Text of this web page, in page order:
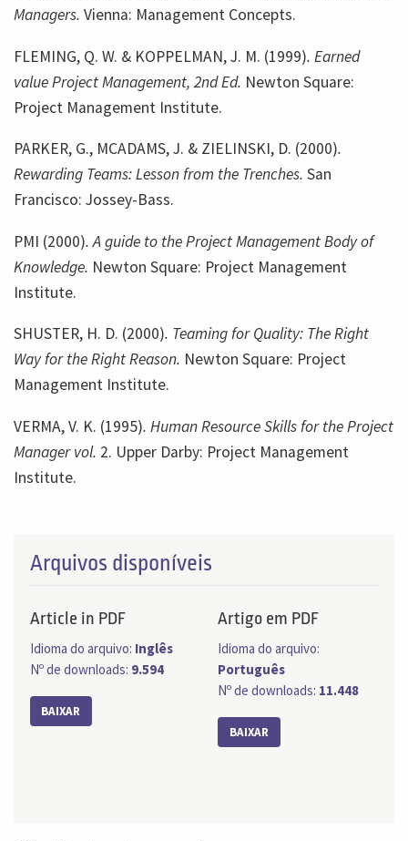
Managers. Vienna: Management Concepts.
FLEMING, Q. W. & KOPPELMAN, J. M. (1999). Earned
value Project Management, 2nd Ed. Newton Square:
Project Management Institute.
PARKER, G., MCADAMS, J. & ZIELINSKI, D. (2000).
Rewarding Teams: Lesson from the Trenches. San
Francisco: Jossey-Bass.
PMI (2000). A guide to the Project Management Body of
Knowledge. Newton Square: Project Management
Institute.
SHUSTER, H. D. (2000). Teaming for Quality: The Right
Way for the Right Reason. Newton Square: Project
Management Institute.
VERMA, V. K. (1995). Human Resource Skills for the Project
Manager vol. 2. Upper Darby: Project Management
Institute.
Arquivos disponíveis
Article in PDF
Idioma do arquivo: Inglês
Nº de downloads: 9.594
BAIXAR
Artigo em PDF
Idioma do arquivo:
Português
Nº de downloads: 11.448
BAIXAR